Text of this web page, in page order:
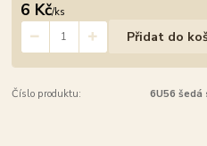
6 Kč/ks
Přidat do
Číslo produktu: 6U56 šedá